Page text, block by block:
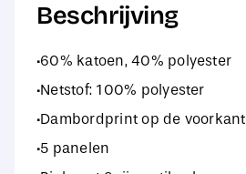
Beschrijving
·60% katoen, 40% polyester
·Netstof: 100% polyester
·Dambordprint op de voorkant
·5 panelen